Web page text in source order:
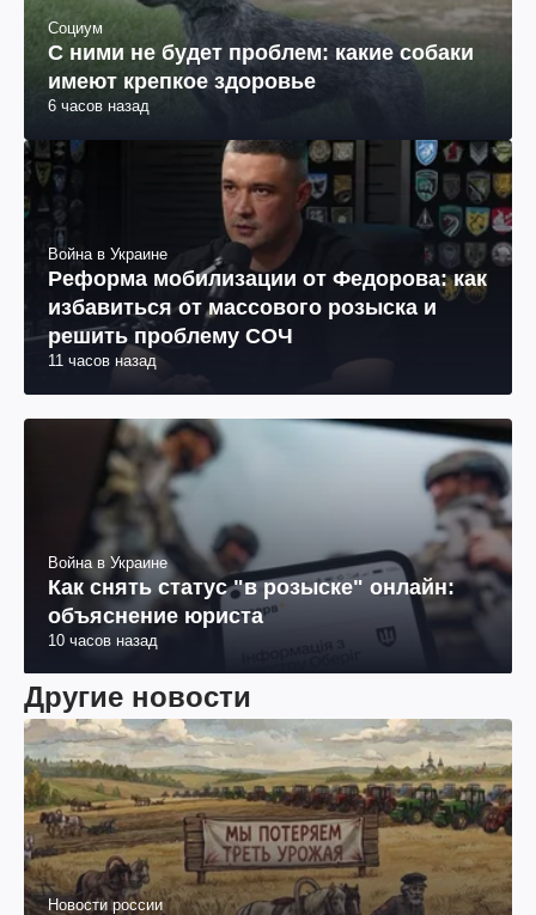
Социум
С ними не будет проблем: какие собаки
имеют крепкое здоровье
6 часов назад
Война в Украине
Реформа мобилизации от Федорова: как
избавиться от массового розыска и
решить проблему СОЧ
11 часов назад
Война в Украине
Как снять статус "в розыске" онлайн:
объяснение юриста
10 часов назад
Другие новости
Новости россии